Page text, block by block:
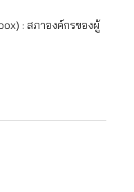
: สภาองค์กรของผู้